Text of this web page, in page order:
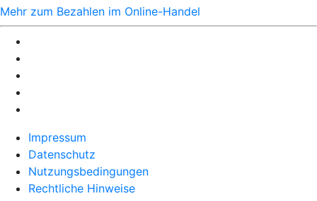
Mehr zum Bezahlen im Online-Handel
Impressum
Datenschutz
Nutzungsbedingungen
Rechtliche Hinweise